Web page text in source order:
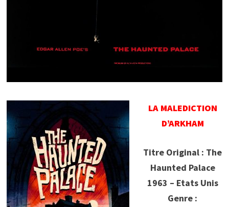
LA MALEDICTION
D’ARKHAM
Titre Original : The
Haunted Palace
1963 – Etats Unis
Genre :